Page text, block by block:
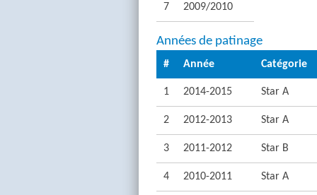
7 2009/2010
Années de patinage
# Année Catégorie
1 2014-2015 Star A
2 2012-2013 Star A
3 2011-2012 Star B
4 2010-2011 Star A